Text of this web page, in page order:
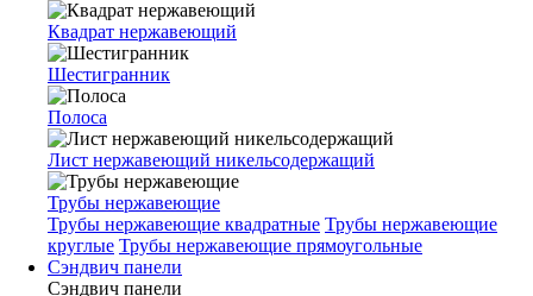
Квадрат нержавеющий
Шестигранник
Полоса
Лист нержавеющий никельсодержащий
Трубы нержавеющие
Трубы нержавеющие квадратные Трубы нержавеющие
круглые Трубы нержавеющие прямоугольные
Сэндвич панели
Сэндвич панели